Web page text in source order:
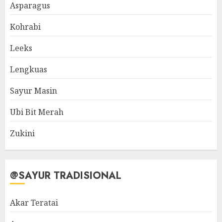
Asparagus
Kohrabi
Leeks
Lengkuas
Sayur Masin
Ubi Bit Merah
Zukini
@SAYUR TRADISIONAL
Akar Teratai